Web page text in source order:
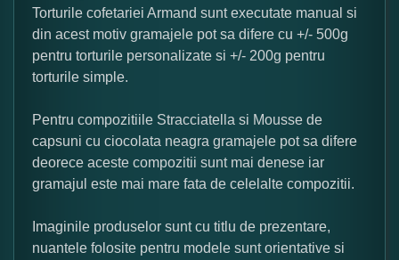
Torturile cofetariei Armand sunt executate manual si
din acest motiv gramajele pot sa difere cu +/- 500g
pentru torturile personalizate si +/- 200g pentru
torturile simple.
Pentru compozitiile Stracciatella si Mousse de
capsuni cu ciocolata neagra gramajele pot sa difere
deorece aceste compozitii sunt mai denese iar
gramajul este mai mare fata de celelalte compozitii.
Imaginile produselor sunt cu titlu de prezentare,
nuantele folosite pentru modele sunt orientative si